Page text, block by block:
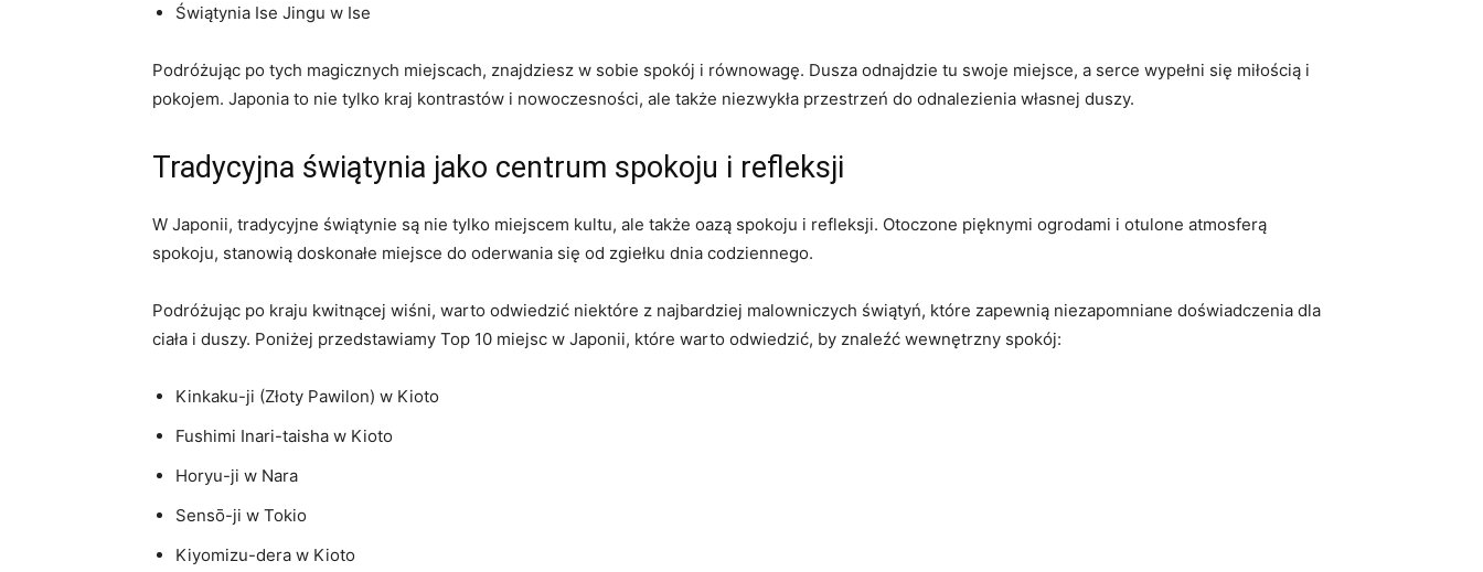
Świątynia Ise Jingu w Ise
Podróżując po tych ⁤magicznych ⁤miejscach, znajdziesz ‍w sobie​ spokój i równowagę. ‍Dusza odnajdzie tu swoje⁢ miejsce, ‌a serce wypełni‌ się miłością i
pokojem. ‍Japonia to nie tylko kraj kontrastów i​ nowoczesności,⁣ ale także niezwykła przestrzeń do odnalezienia własnej duszy.
Tradycyjna świątynia jako centrum spokoju i refleksji
W Japonii, tradycyjne świątynie‍ są‌ nie tylko ‌miejscem kultu, ale także‍ oazą spokoju i refleksji. ‍Otoczone pięknymi ogrodami i otulone atmosferą
spokoju, ⁤stanowią doskonałe ⁤miejsce do oderwania⁤ się od ⁣zgiełku dnia codziennego.
Podróżując po kraju kwitnącej wiśni,‍ warto odwiedzić‌ niektóre z najbardziej malowniczych świątyń, które zapewnią niezapomniane doświadczenia dla‍
ciała ​i duszy. Poniżej przedstawiamy Top 10 miejsc w Japonii, które‌ warto odwiedzić, by znaleźć wewnętrzny spokój:
Kinkaku-ji (Złoty Pawilon) w Kioto
Fushimi Inari-taisha w Kioto
Horyu-ji w Nara
Sensō-ji w ⁣Tokio
Kiyomizu-dera w Kioto